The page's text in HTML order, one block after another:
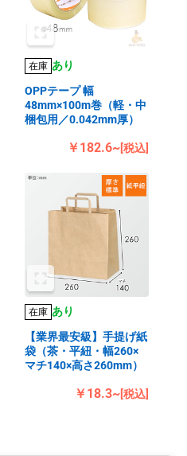
在庫 あり
OPPテープ 幅
48mm×100m巻（軽・中
梱包用／0.042mm厚）
￥182.6~[税込]
在庫 あり
【業界最安級】手提げ紙
袋（茶・平紐・幅260×
マチ140×高さ260mm）
￥18.3~[税込]